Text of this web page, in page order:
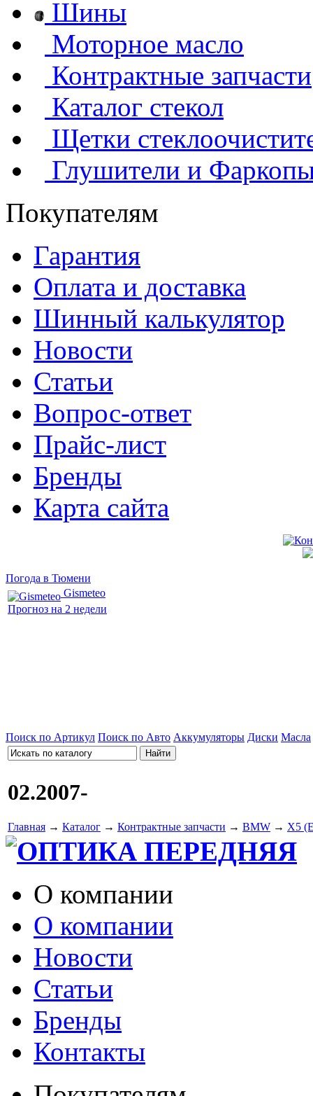
Шины
Моторное масло
Контрактные запчасти
Каталог стекол
Щетки
Глушители и
Покупателям
Гарантия
Оплата и доставка
Шинный калькулятор
Новости
Статьи
Вопрос-ответ
Прайс-лист
Бренды
Карта сайта
Погода в Тюмени
Gismeteo
Прогноз на 2 недели
Поиск по Артикул Поиск по Авто Аккумуляторы Диски Масла
02.2007-
Главная → Каталог → Контрактные запчасти → BMW → X5
ОПТИКА ПЕРЕДНЯЯ
О компании
О компании
Новости
Статьи
Бренды
Контакты